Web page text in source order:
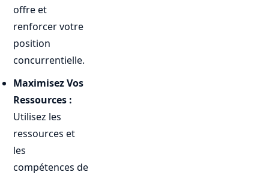
offre et
renforcer votre
position
concurrentielle.
Maximisez Vos
Ressources :
Utilisez les
ressources et
les
compétences de